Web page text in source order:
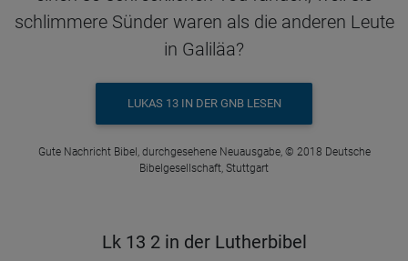
schlimmere Sünder waren als die anderen Leute
in Galiläa?
LUKAS 13 IN DER GNB LESEN
Gute Nachricht Bibel, durchgesehene Neuausgabe, © 2018 Deutsche
Bibelgesellschaft, Stuttgart
Lk 13 2 in der Lutherbibel